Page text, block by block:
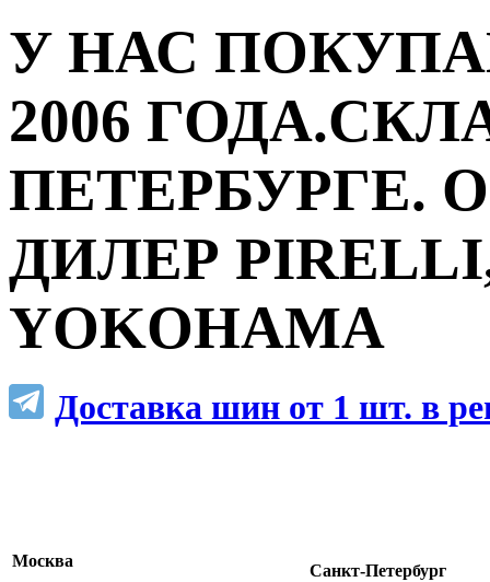
У НАС
2006
ПЕТЕРБУРГЕ.
ДИЛЕР
YOKOHAMA
Доставка шин от 1 шт. в
Москва
Санкт-Петербург